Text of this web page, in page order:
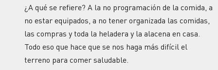
¿A qué se refiere? A la no programación de la comida, a
no estar equipados, a no tener organizada las comidas,
las compras y toda la heladera y la alacena en casa.
Todo eso que hace que se nos haga más difícil el
terreno para comer saludable.